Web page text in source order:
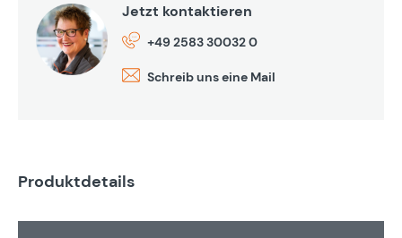
Jetzt kontaktieren
+49 2583 30032 0
Schreib uns eine Mail
Produktdetails